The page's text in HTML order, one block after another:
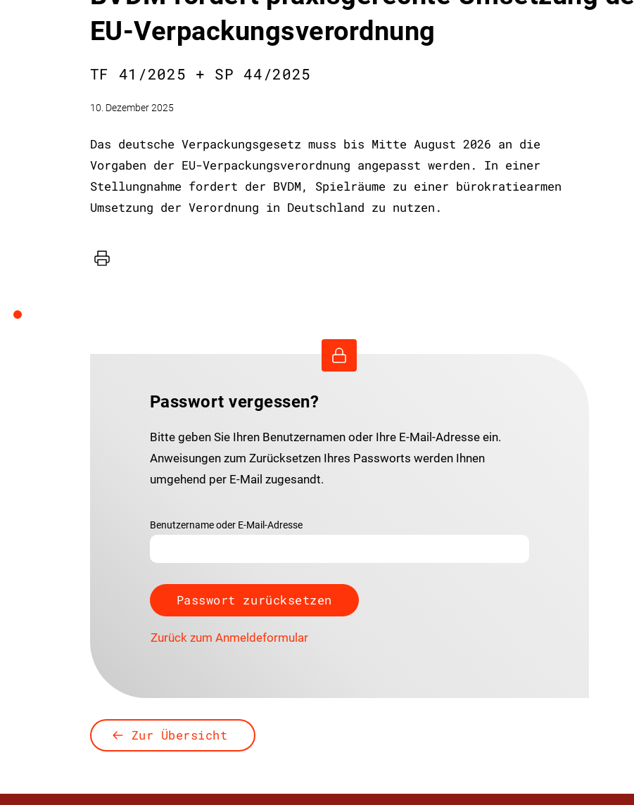
EU-Verpackungsverordnung
TF 41/2025 + SP 44/2025
10. Dezember 2025
Das deutsche Verpackungsgesetz muss bis Mitte August 2026 an die
Vorgaben der EU-Verpackungsverordnung angepasst werden. In einer
Stellungnahme fordert der BVDM, Spielräume zu einer bürokratiearmen
Umsetzung der Verordnung in Deutschland zu nutzen.
Drucker
Passwort vergessen?
Bitte geben Sie Ihren Benutzernamen oder Ihre E-Mail-Adresse ein.
Anweisungen zum Zurücksetzen Ihres Passworts werden Ihnen
umgehend per E-Mail zugesandt.
Benutzername oder E-Mail-Adresse
Zurück zum Anmeldeformular
Zur Übersicht